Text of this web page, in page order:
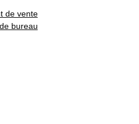
de vente
bureau